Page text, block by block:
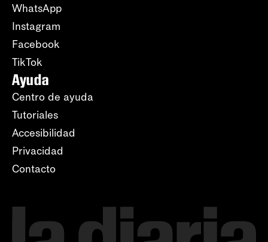
WhatsApp
Instagram
Facebook
TikTok
Ayuda
Centro de ayuda
Tutoriales
Accesibilidad
Privacidad
Contacto